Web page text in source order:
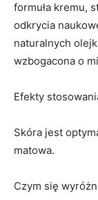
formuła kremu,
odkrycia
naturalnych
wzbogacona o
Efekty
Skóra jest
matowa.
Czym się